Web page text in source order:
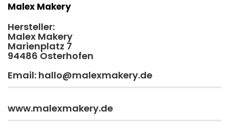
Malex Makery
Hersteller:
Malex Makery
Marienplatz 7
94486 Osterhofen
Email: hallo@malexmakery.de
www.malexmakery.de